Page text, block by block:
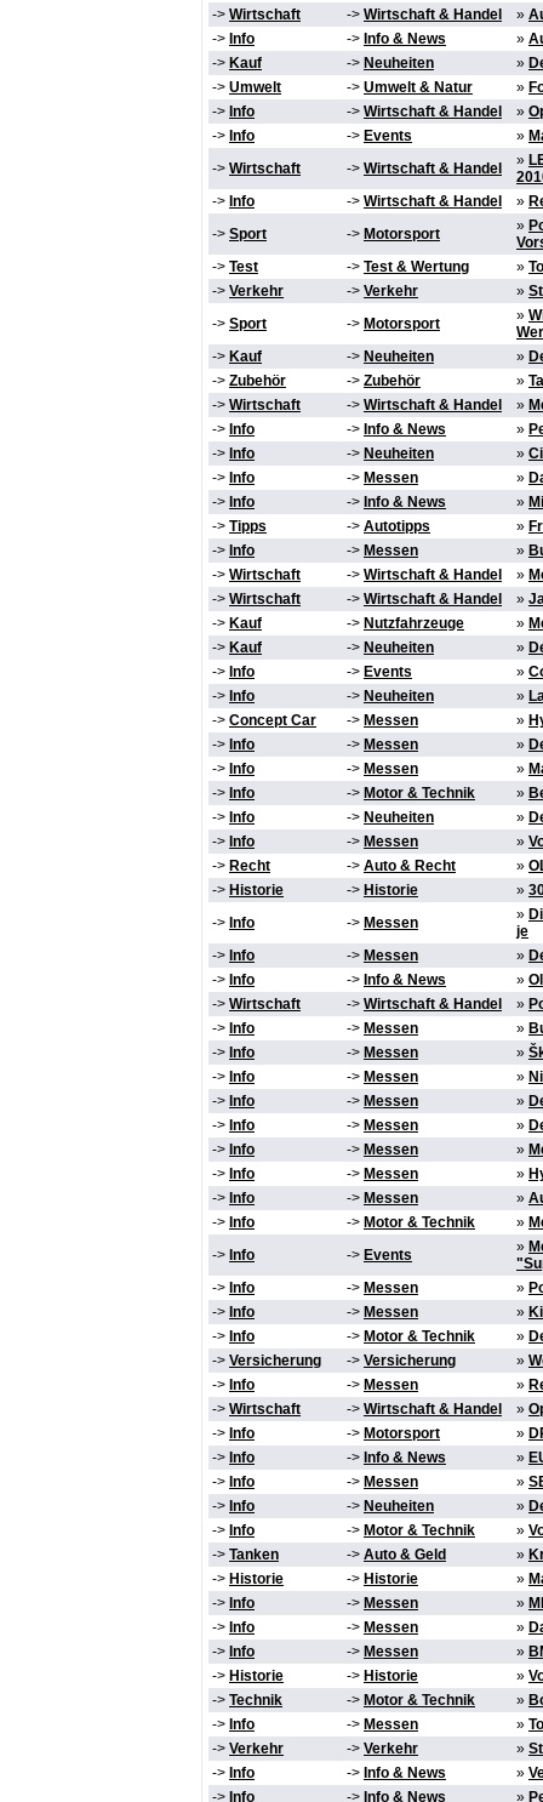
-> Wirtschaft -> Wirtschaft & Handel »
-> Info -> Info & News »
-> Kauf -> Neuheiten »
-> Umwelt -> Umwelt & Natur »
-> Info -> Wirtschaft & Handel »
-> Info -> Events »
-> Wirtschaft -> Wirtschaft & Handel »
-> Info -> Wirtschaft & Handel »
-> Sport -> Motorsport »
-> Test -> Test & Wertung »
-> Verkehr -> Verkehr »
-> Sport -> Motorsport »
-> Kauf -> Neuheiten »
-> Zubehör -> Zubehör »
-> Wirtschaft -> Wirtschaft & Handel »
-> Info -> Info & News »
-> Info -> Neuheiten »
-> Info -> Messen »
-> Info -> Info & News »
-> Tipps -> Autotipps »
-> Info -> Messen »
-> Wirtschaft -> Wirtschaft & Handel »
-> Wirtschaft -> Wirtschaft & Handel »
-> Kauf -> Nutzfahrzeuge »
-> Kauf -> Neuheiten »
-> Info -> Events »
-> Info -> Neuheiten »
-> Concept Car -> Messen »
-> Info -> Messen »
-> Info -> Messen »
-> Info -> Motor & Technik »
-> Info -> Neuheiten »
-> Info -> Messen »
-> Recht -> Auto & Recht »
-> Historie -> Historie »
-> Info -> Messen »
je
-> Info -> Messen »
-> Info -> Info & News »
-> Wirtschaft -> Wirtschaft & Handel »
-> Info -> Messen »
-> Info -> Messen »
-> Info -> Messen »
-> Info -> Messen »
-> Info -> Messen »
-> Info -> Messen »
-> Info -> Messen »
-> Info -> Messen »
-> Info -> Motor & Technik »
-> Info -> Events »
-> Info -> Messen »
-> Info -> Messen »
-> Info -> Motor & Technik »
-> Versicherung -> Versicherung »
-> Info -> Messen »
-> Wirtschaft -> Wirtschaft & Handel »
-> Info -> Motorsport »
-> Info -> Info & News »
-> Info -> Messen »
-> Info -> Neuheiten »
-> Info -> Motor & Technik »
-> Tanken -> Auto & Geld »
-> Historie -> Historie »
-> Info -> Messen »
-> Info -> Messen »
-> Info -> Messen »
-> Historie -> Historie »
-> Technik -> Motor & Technik »
-> Info -> Messen »
-> Verkehr -> Verkehr »
-> Info -> Info & News »
-> Info -> Info & News »